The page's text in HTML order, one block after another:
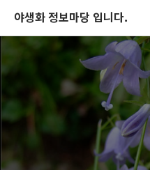
야생화 정보마당 입니다.